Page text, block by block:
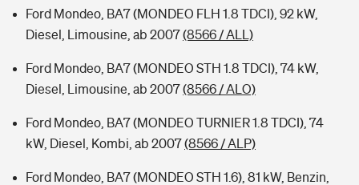
Ford Mondeo, BA7 (MONDEO FLH 1.8 TDCI), 92 kW,
Diesel, Limousine, ab 2007(8566 / ALL)
Ford Mondeo, BA7 (MONDEO STH 1.8 TDCI), 74 kW,
Diesel, Limousine, ab 2007(8566 / ALO)
Ford Mondeo, BA7 (MONDEO TURNIER 1.8 TDCI), 74
kW, Diesel, Kombi, ab 2007(8566 / ALP)
Ford Mondeo, BA7 (MONDEO STH 1.6), 81 kW, Benzin,